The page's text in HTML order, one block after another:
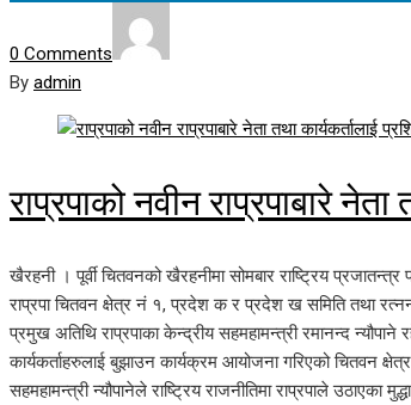
0 Comments
By admin
राप्रपाको नवीन राप्रपाबारे नेता
खैरहनी । पूर्वी चितवनको खैरहनीमा सोमबार राष्ट्रिय प्रजातन्त्र
राप्रपा चितवन क्षेत्र नं १, प्रदेश क र प्रदेश ख समिति तथा
प्रमुख अतिथि राप्रपाका केन्द्रीय सहमहामन्त्री रमानन्द न्यौपाने
कार्यकर्ताहरुलाई बुझाउन कार्यक्रम आयोजना गरिएको चितवन
सहमहामन्त्री न्यौपानेले राष्ट्रिय राजनीतिमा राप्रपाले उठाएका